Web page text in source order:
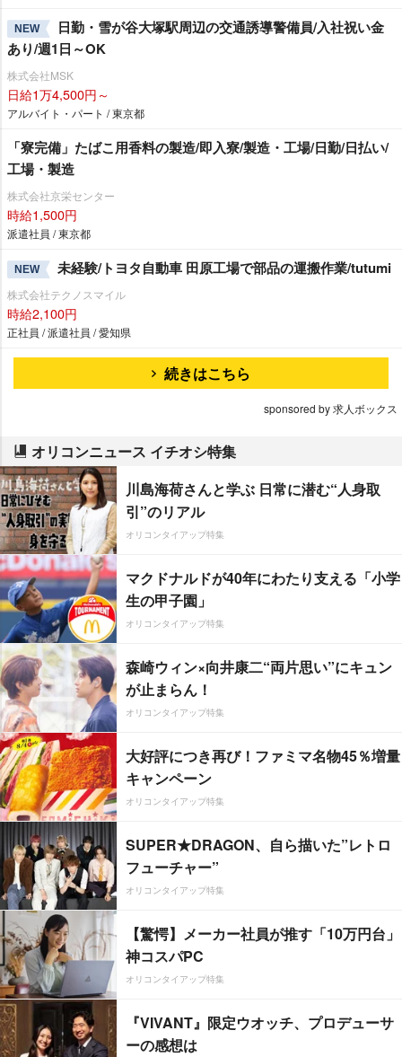
NEW
日勤・雪が谷大塚駅周辺の交通誘導警備員/入社祝い金
あり/週1日～OK
株式会社MSK
日給1万4,500円～
アルバイト・パート / 東京都
「寮完備」たばこ用香料の製造/即入寮/製造・工場/日勤/日払い/
工場・製造
株式会社京栄センター
時給1,500円
派遣社員 / 東京都
NEW 未経験/トヨタ自動車 田原工場で部品の運搬作業/tutumi
株式会社テクノスマイル
時給2,100円
正社員 / 派遣社員 / 愛知県
続きはこちら
sponsored by 求人ボックス
オリコンニュース イチオシ特集
川島海荷さんと学ぶ 日常に潜む“人身取
引”のリアル
オリコンタイアップ特集
マクドナルドが40年にわたり支える「小学
生の甲子園」
オリコンタイアップ特集
森崎ウィン×向井康二“両片思い”にキュン
が止まらん！
オリコンタイアップ特集
大好評につき再び！ファミマ名物45％増量
キャンペーン
オリコンタイアップ特集
SUPER★DRAGON、自ら描いた”レトロ
フューチャー”
オリコンタイアップ特集
【驚愕】メーカー社員が推す「10万円台」
神コスパPC
オリコンタイアップ特集
『VIVANT』限定ウオッチ、プロデューサ
ーの感想は